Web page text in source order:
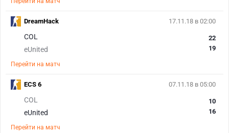
17.11.18 в 02:00
COL
eUnited
22
19
Перейти на матч
DreamHack
07.11.18 в 05:00
COL
eUnited
10
16
Перейти на матч
ECS 6